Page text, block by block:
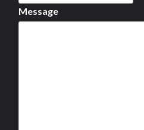
Message